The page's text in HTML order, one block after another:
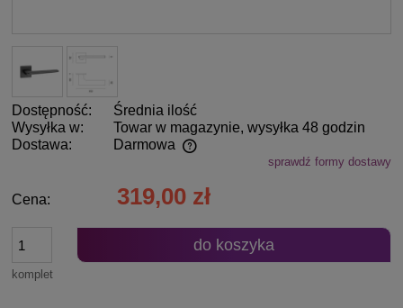
Dostępność:
Średnia ilość
Wysyłka w:
Towar w magazynie, wysyłka 48 godzin
Dostawa:
Darmowa
Cena nie zawiera ewentualnych kosztów płatnościsprawdź formy dostawy
Cena: 319,00 zł
komplet
do koszyka